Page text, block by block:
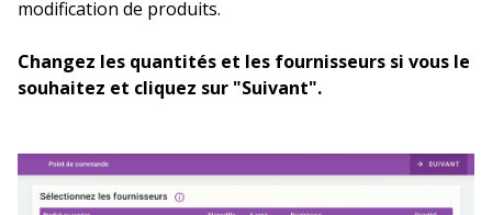
modification de produits.
Changez les quantités et les fournisseurs si vous le
souhaitez et cliquez sur "Suivant".